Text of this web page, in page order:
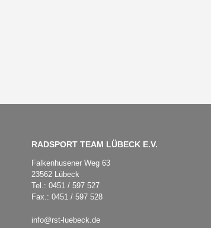
RADSPORT TEAM LÜBECK E.V.
Falkenhusener Weg 63
23562 Lübeck
Tel.: 0451 / 597 527
Fax.: 0451 / 597 528
info@rst-luebeck.de